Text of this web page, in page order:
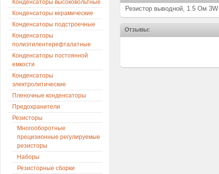
Резистор выводной, 1.5 Ом
Отзывы:
Конденсаторы высоковольтные
Конденсаторы керамические
Конденсаторы подстроечные
Конденсаторы
полиэтилентерефталатные
Конденсаторы постоянной
емкости
Конденсаторы
электролитические
Пленочные конденсаторы
Предохранители
Резисторы
Многооборотные
прецизионные регулируемые
резисторы
Наборы
Резисторные сборки